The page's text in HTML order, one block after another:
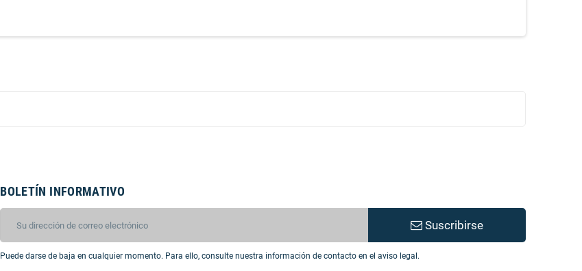
BOLETÍN INFORMATIVO
Suscribirse
Puede darse de baja en cualquier momento. Para ello, consulte nuestra información de contacto en el aviso legal.